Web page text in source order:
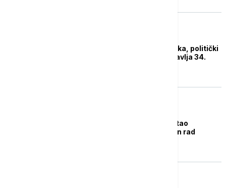
Dodik: Republika Srpska, politički
stabilna, u miru proslavlja 34.
Putin Zaharovoj čestitao
rođendan, Peskov njen rad